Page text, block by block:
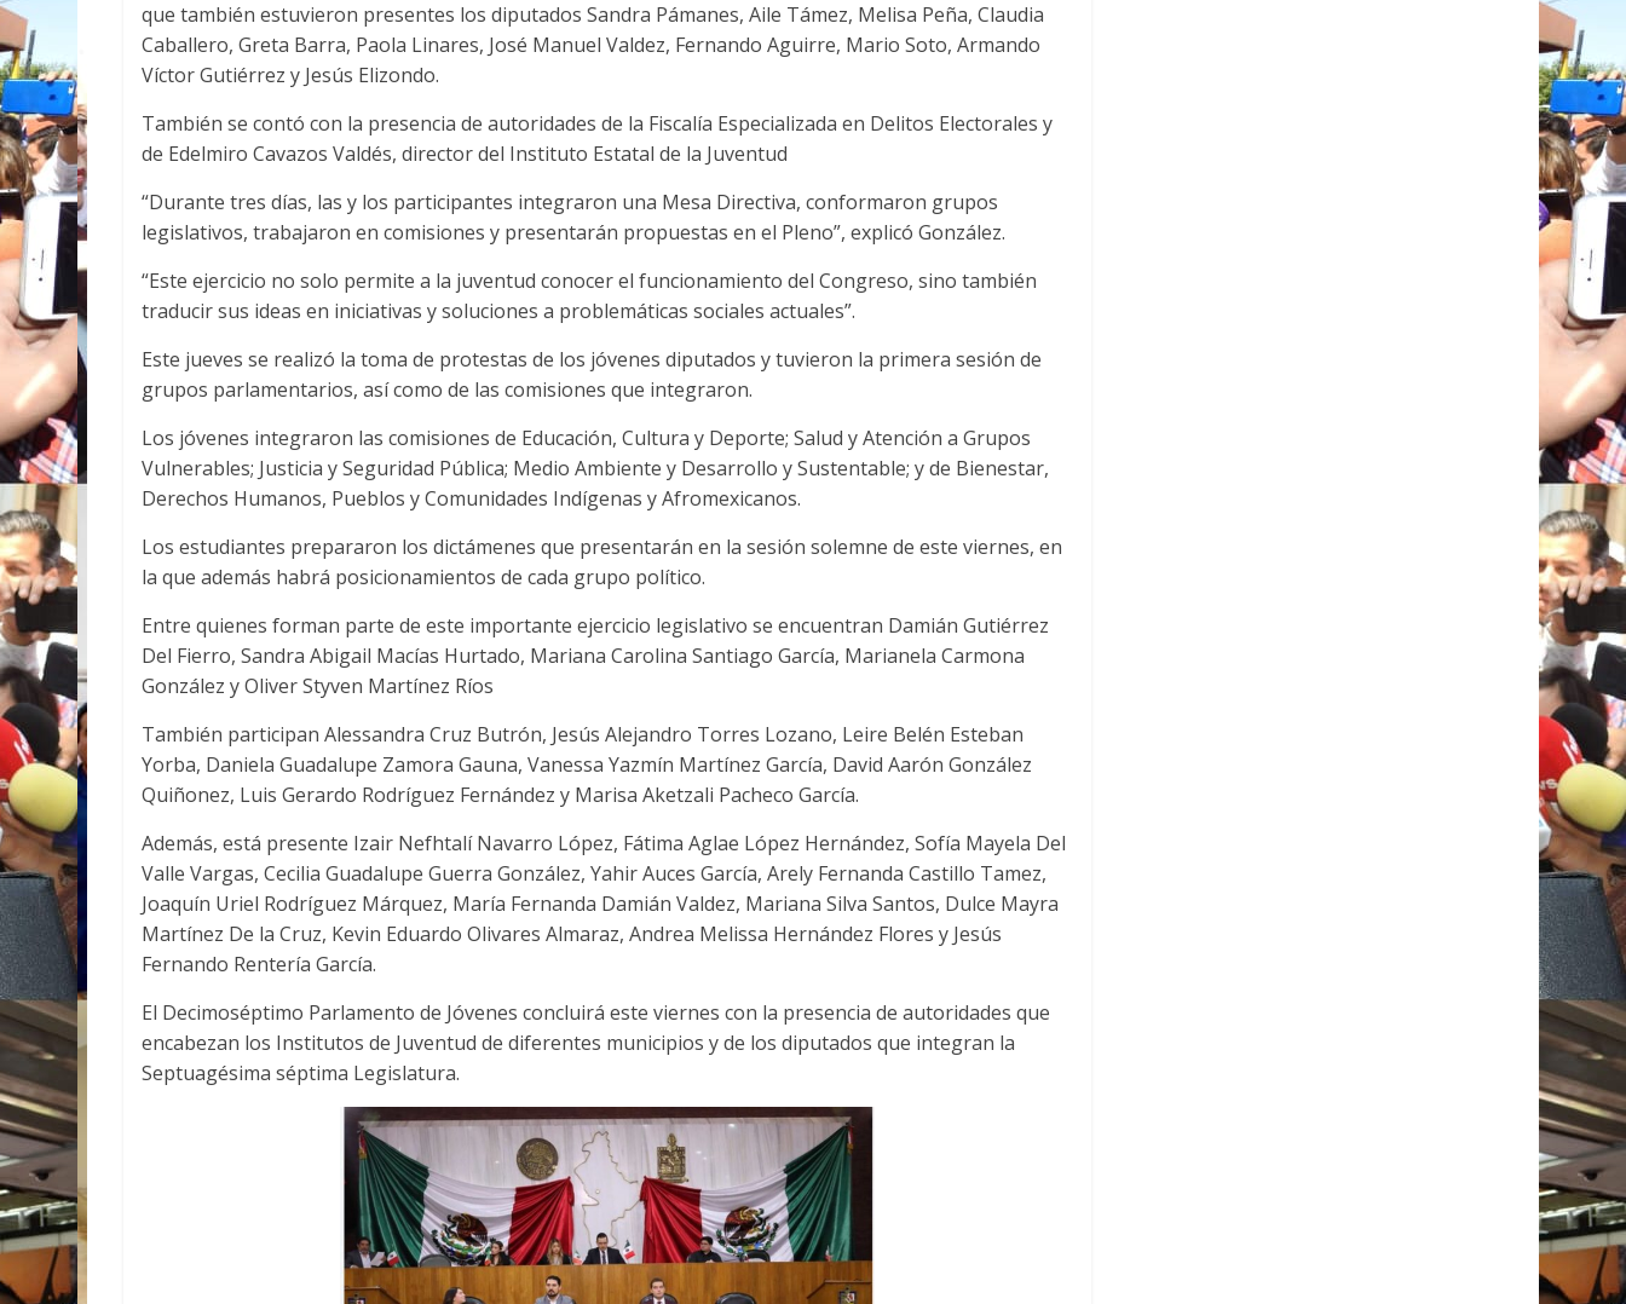
que también estuvieron presentes los diputados Sandra Pámanes, Aile Támez, Melisa Peña, Claudia
Caballero, Greta Barra, Paola Linares, José Manuel Valdez, Fernando Aguirre, Mario Soto, Armando
Víctor Gutiérrez y Jesús Elizondo.
También se contó con la presencia de autoridades de la Fiscalía Especializada en Delitos Electorales y
de Edelmiro Cavazos Valdés, director del Instituto Estatal de la Juventud
“Durante tres días, las y los participantes integraron una Mesa Directiva, conformaron grupos
legislativos, trabajaron en comisiones y presentarán propuestas en el Pleno”, explicó González.
“Este ejercicio no solo permite a la juventud conocer el funcionamiento del Congreso, sino también
traducir sus ideas en iniciativas y soluciones a problemáticas sociales actuales”.
Este jueves se realizó la toma de protestas de los jóvenes diputados y tuvieron la primera sesión de
grupos parlamentarios, así como de las comisiones que integraron.
Los jóvenes integraron las comisiones de Educación, Cultura y Deporte; Salud y Atención a Grupos
Vulnerables; Justicia y Seguridad Pública; Medio Ambiente y Desarrollo y Sustentable; y de Bienestar,
Derechos Humanos, Pueblos y Comunidades Indígenas y Afromexicanos.
Los estudiantes prepararon los dictámenes que presentarán en la sesión solemne de este viernes, en
la que además habrá posicionamientos de cada grupo político.
Entre quienes forman parte de este importante ejercicio legislativo se encuentran Damián Gutiérrez
Del Fierro, Sandra Abigail Macías Hurtado, Mariana Carolina Santiago García, Marianela Carmona
González y Oliver Styven Martínez Ríos
También participan Alessandra Cruz Butrón, Jesús Alejandro Torres Lozano, Leire Belén Esteban
Yorba, Daniela Guadalupe Zamora Gauna, Vanessa Yazmín Martínez García, David Aarón González
Quiñonez, Luis Gerardo Rodríguez Fernández y Marisa Aketzali Pacheco García.
Además, está presente Izair Nefhtalí Navarro López, Fátima Aglae López Hernández, Sofía Mayela Del
Valle Vargas, Cecilia Guadalupe Guerra González, Yahir Auces García, Arely Fernanda Castillo Tamez,
Joaquín Uriel Rodríguez Márquez, María Fernanda Damián Valdez, Mariana Silva Santos, Dulce Mayra
Martínez De la Cruz, Kevin Eduardo Olivares Almaraz, Andrea Melissa Hernández Flores y Jesús
Fernando Rentería García.
El Decimoséptimo Parlamento de Jóvenes concluirá este viernes con la presencia de autoridades que
encabezan los Institutos de Juventud de diferentes municipios y de los diputados que integran la
Septuagésima séptima Legislatura.